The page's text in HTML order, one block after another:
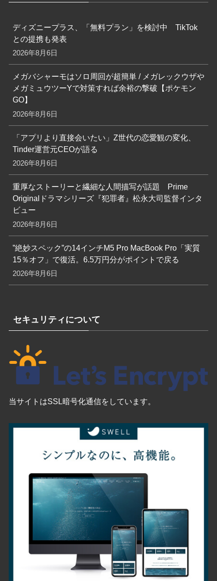
ディズニープラス、「無料プラン」を検討中 TikTok
との提携も発表
2026年8月6日
メガバシャーモはソロ周回が超簡単 / メガレックウザや
メガミュウツーYで対策すれば余裕の撃破【ポケモン
GO】
2026年8月6日
「アプリより直接会いたい」Z世代の恋愛観の変化、
Tinder運営元CEOが語る
2026年8月6日
重厚なストーリーと繊細な人間描写が話題 Prime
Originalドラマシリーズ『犯罪者』松永大司監督インタ
ビュー
2026年8月6日
”絶妙スペック”の14インチM5 Pro MacBook Pro「実質
15％オフ」で復活。6.5万円分がポイントで戻る
2026年8月6日
セキュリティについて
当サイトはSSL暗号化通信をしています。